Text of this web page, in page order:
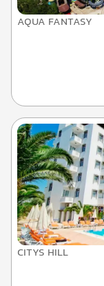
AQUA FANTASY
CITYS HILL